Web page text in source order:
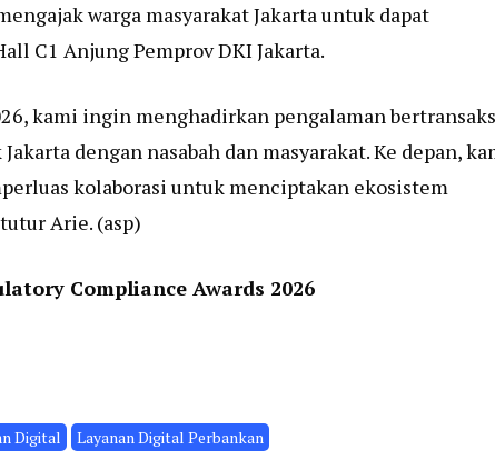
warga masyarakat Jakarta untuk dapat
C1 Anjung Pemprov DKI Jakarta.
kami ingin menghadirkan pengalaman
dengan nasabah dan masyarakat. Ke depan,
kolaborasi untuk menciptakan ekosistem
Arie. (asp)
Compliance Awards 2026
Digital Layanan Digital Perbankan